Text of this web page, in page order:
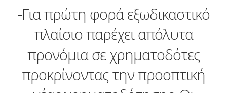
-Για πρώτη φορά εξωδικαστικό
πλαίσιο παρέχει απόλυτα
προνόμια σε χρηματοδότες
προκρίνοντας την προοπτική